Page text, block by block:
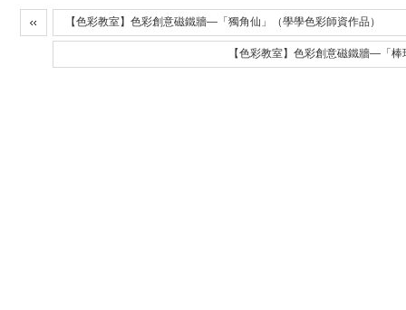
【色彩教室】色彩創意磁鐵牆—「獨角仙」（學學色彩師資作品）
【色彩教室】色彩創意磁鐵牆—「